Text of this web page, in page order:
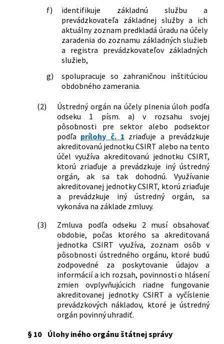
f)
identifikuje základnú službu a
prevádzkovateľa základnej služby a ich
aktuálny zoznam predkladá úradu na účely
zaradenia do zoznamu základných služieb
a registra prevádzkovateľov základných
služieb,
g)
spolupracuje so zahraničnou inštitúciou
obdobného zamerania.
(2)
Ústredný orgán na účely plnenia úloh podľa
odseku 1 písm. a) v rozsahu svojej
pôsobnosti pre sektor alebo podsektor
podľa prílohy č. 1 zriaďuje a prevádzkuje
akreditovanú jednotku CSIRT alebo na tento
účel využíva akreditovanú jednotku CSIRT,
ktorú zriaďuje a prevádzkuje iný ústredný
orgán, ak sa tak dohodnú. Využívanie
akreditovanej jednotky CSIRT, ktorú zriaďuje
a prevádzkuje iný ústredný orgán, sa
vykonáva na základe zmluvy.
(3)
Zmluva podľa odseku 2 musí obsahovať
obdobie, počas ktorého sa akreditovaná
jednotka CSIRT využíva, zoznam osôb v
pôsobnosti ústredného orgánu, ktoré budú
zodpovedné za poskytovanie údajov a
informácií a ich rozsah, povinnosti o hlásení
zmien ovplyvňujúcich riadne fungovanie
akreditovanej jednotky CSIRT a vyčíslenie
prevádzkových nákladov, ktoré je ústredný
orgán povinný uhradiť.
§ 10
Úlohy iného orgánu štátnej správy